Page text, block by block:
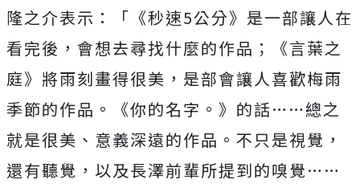
隆之介表示：「《秒速5公分》是一部讓人在
看完後，會想去尋找什麼的作品；《言葉之
庭》 將雨刻畫得很美，是部會讓人喜歡梅雨
季節的作品。《你的名字。》 的話……總之
就是很美、意義深遠的作品。不只是視覺，
還有聽覺， 以及長澤前輩所提到的嗅覺……